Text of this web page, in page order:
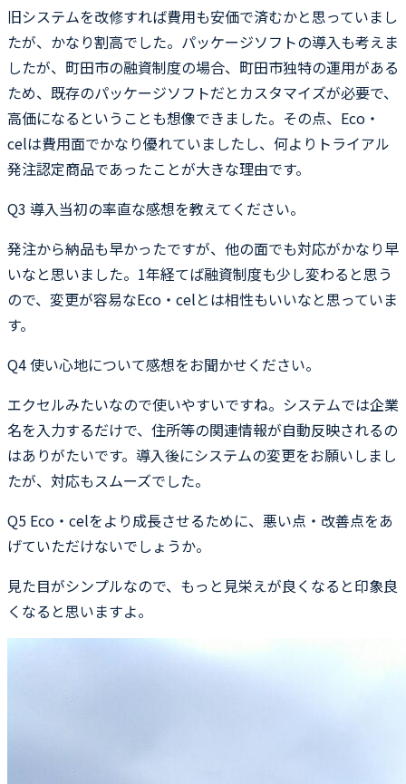
旧システムを改修すれば費用も安価で済むかと思っていまし
たが、かなり割高でした。パッケージソフトの導入も考えま
したが、町田市の融資制度の場合、町田市独特の運用がある
ため、既存のパッケージソフトだとカスタマイズが必要で、
高価になるということも想像できました。その点、Eco・
celは費用面でかなり優れていましたし、何よりトライアル
発注認定商品であったことが大きな理由です。
Q3 導入当初の率直な感想を教えてください。
発注から納品も早かったですが、他の面でも対応がかなり早
いなと思いました。1年経てば融資制度も少し変わると思う
ので、変更が容易なEco・celとは相性もいいなと思っていま
す。
Q4使い心地について感想をお聞かせください。
エクセルみたいなので使いやすいですね。システムでは企業
名を入力するだけで、住所等の関連情報が自動反映されるの
はありがたいです。導入後にシステムの変更をお願いしまし
たが、対応もスムーズでした。
Q5 Eco・celをより成長させるために、悪い点・改善点をあ
げていただけないでしょうか。
見た目がシンプルなので、もっと見栄えが良くなると印象良
くなると思いますよ。